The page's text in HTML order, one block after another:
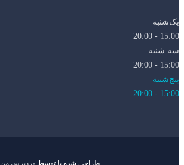
یک‌شنبه
15:00 - 20:00
سه شنبه
15:00 - 20:00
پنج‌شنبه
15:00 - 20:00